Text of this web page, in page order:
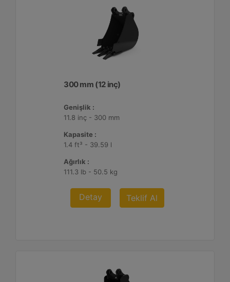
300 mm (12 inç)
Genişlik :
11.8 inç - 300 mm
Kapasite :
1.4 ft³ - 39.59 l
Ağırlık :
111.3 lb - 50.5 kg
Detay Teklif Al